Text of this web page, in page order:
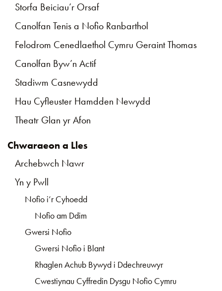
Storfa Beiciau’r Orsaf
Canolfan Tenis a Nofio Ranbarthol
Felodrom Cenedlaethol Cymru Geraint Thomas
Canolfan Byw’n Actif
Stadiwm Casnewydd
Hau Cyfleuster Hamdden Newydd
Theatr Glan yr Afon
Chwaraeon a Lles
Archebwch Nawr
Yn y Pwll
Nofio i’r Cyhoedd
Nofio am Ddim
Gwersi Nofio
Gwersi Nofio i Blant
Rhaglen Achub Bywyd i Ddechreuwyr
Cwestiynau Cyffredin Dysgu Nofio Cymru